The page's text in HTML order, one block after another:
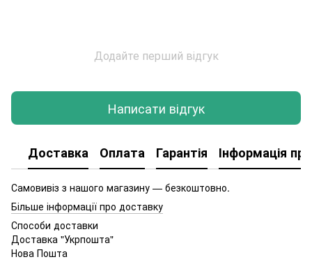
Додайте перший відгук
Написати відгук
Доставка Оплата Гарантія Інформація
Самовивіз з нашого магазину — безкоштовно.
Більше інформації про доставку
Способи доставки
Доставка "Укрпошта"
Нова Пошта